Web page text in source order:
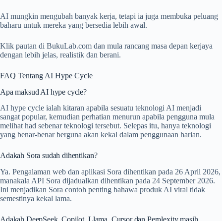
AI mungkin mengubah banyak kerja, tetapi ia juga membuka peluang
baharu untuk mereka yang bersedia lebih awal.
Klik pautan di BukuLab.com dan mula rancang masa depan kerjaya
dengan lebih jelas, realistik dan berani.
FAQ Tentang AI Hype Cycle
Apa maksud AI hype cycle?
AI hype cycle ialah kitaran apabila sesuatu teknologi AI menjadi
sangat popular, kemudian perhatian menurun apabila pengguna mula
melihat had sebenar teknologi tersebut. Selepas itu, hanya teknologi
yang benar-benar berguna akan kekal dalam penggunaan harian.
Adakah Sora sudah dihentikan?
Ya. Pengalaman web dan aplikasi Sora dihentikan pada 26 April 2026,
manakala API Sora dijadualkan dihentikan pada 24 September 2026.
Ini menjadikan Sora contoh penting bahawa produk AI viral tidak
semestinya kekal lama.
Adakah DeepSeek, Copilot, Llama, Cursor dan Perplexity masih